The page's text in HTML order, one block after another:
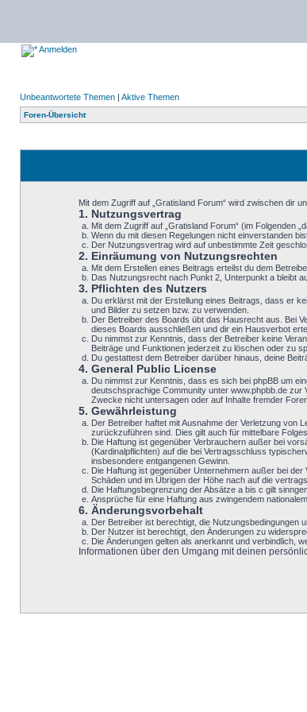
Anmelden
Unbeantwortete Themen | Aktive Themen
Foren-Übersicht
Mit dem Zugriff auf „Gratisland Forum“ wird zwischen dir
1. Nutzungsvertrag
Mit dem Zugriff auf „Gratisland Forum“ (im Folgenden
Wenn du mit diesen Regelungen nicht einverstanden
Der Nutzungsvertrag wird auf unbestimmte Zeit
2. Einräumung von Nutzungsrechten
Mit dem Erstellen eines Beitrags erteilst du dem
Das Nutzungsrecht nach Punkt 2, Unterpunkt a bleibt
3. Pflichten des Nutzers
Du erklärst mit der Erstellung eines Beitrags, dass er
und Bilder zu setzen bzw. zu verwenden.
Der Betreiber des Boards übt das Hausrecht aus. Bei
dieses Boards ausschließen und dir ein Hausverbot
Du nimmst zur Kenntnis, dass der Betreiber keine
Beiträge und Funktionen jederzeit zu löschen oder zu
Du gestattest dem Betreiber darüber hinaus, deine
4. General Public License
Du nimmst zur Kenntnis, dass es sich bei phpBB um
deutschsprachige Community unter www.phpbb.de zur
Zwecke nicht untersagen oder auf Inhalte fremder
5. Gewährleistung
Der Betreiber haftet mit Ausnahme der Verletzung von
zurückzuführen sind. Dies gilt auch für mittelbare
Die Haftung ist gegenüber Verbrauchern außer bei
(Kardinalpflichten) auf die bei Vertragsschluss
insbesondere entgangenen Gewinn.
Die Haftung ist gegenüber Unternehmern außer bei
Schäden und im Übrigen der Höhe nach auf die
Die Haftungsbegrenzung der Absätze a bis c gilt
Ansprüche für eine Haftung aus zwingendem
6. Änderungsvorbehalt
Der Betreiber ist berechtigt, die Nutzungsbedingungen
Der Nutzer ist berechtigt, den Änderungen zu
Die Änderungen gelten als anerkannt und verbindlich,
Informationen über den Umgang mit deinen